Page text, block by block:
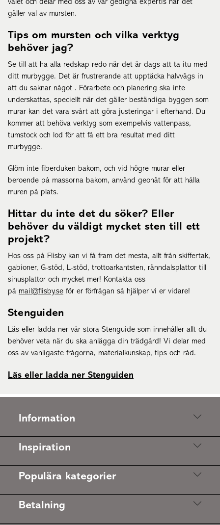
valet och delar med oss av vår gedigna expertis när det
gäller val av mursten.
Tips om mursten och vilka verktyg
behöver jag?
Se till att ha alla redskap redo när det är dags att ta itu med
ditt murbygge. Det är frustrerande att upptäcka halvvägs in
att du saknar något . Förarbete och planering ska inte
underskattas, speciellt när det gäller beständiga byggen som
murar kan det vara svårt att göra justeringar i efterhand. Du
kommer att behöva verktyg som exempelvis vattenpass,
tumstock och lod för att få ett bra resultat med ditt
murbygge.
Glöm inte fiberduken bakom, och vid högre murar eller
beroende på massorna bakom, använd geonät för att hålla
muren på plats.
Hittar du inte det du söker? Eller
behöver du väldigt mycket sten till ett
projekt?
Hos oss på Flisby kan vi få fram det mesta, allt från skiffertak,
gabioner, G-stöd, L-stöd, trottoarkantsten, ränndalsplattor till
sinusplattor och mycket mer! Kontakta oss
på mail@flisby.se för er förfrågan så hjälper vi er vidare!
Stenguiden
Läs eller ladda ner vår stora Stenguide som innehåller allt du
behöver veta när du ska anlägga din trädgård! Vi delar med
oss av vanligaste frågorna, materialkunskap, tips och råd.
Läs eller ladda ner Stenguiden
Information
Inspiration
Populära kategorier
Betalning